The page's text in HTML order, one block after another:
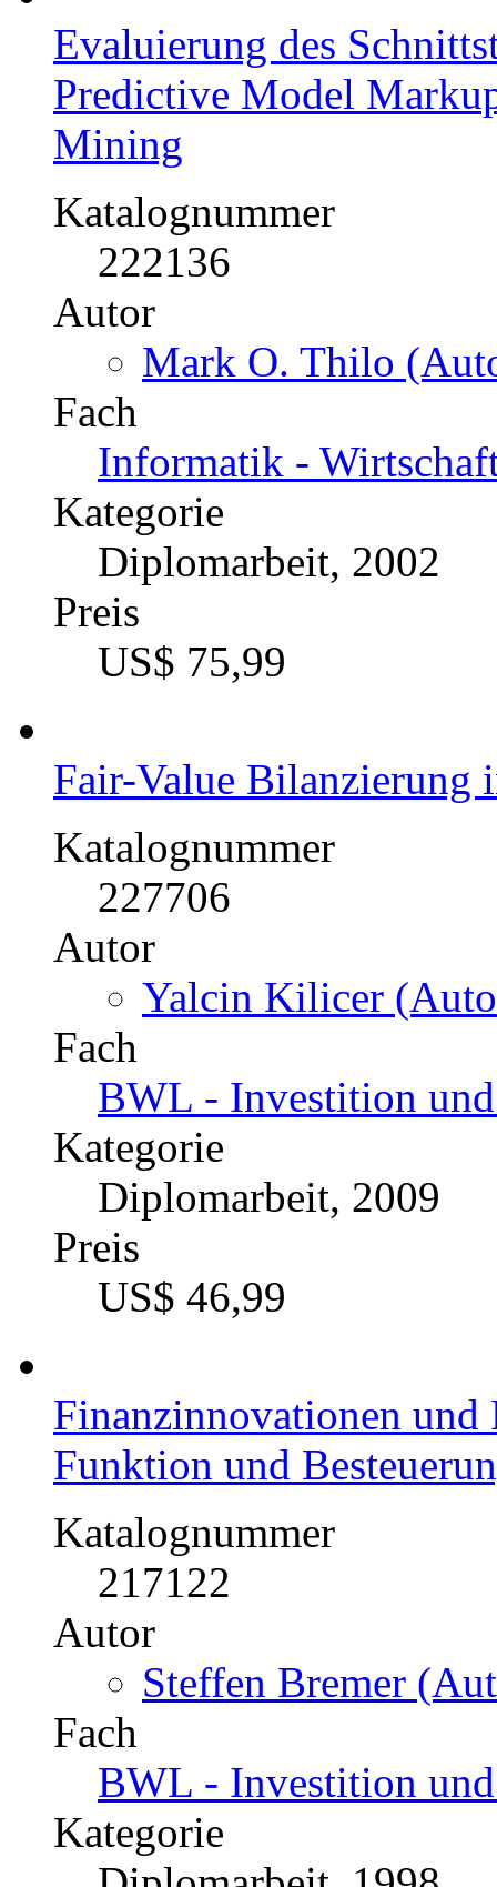
Falco Münch
Fach
BWL - Offline-
Kategorie
Diplomarbeit, 2001
Preis
US$ 42,99
Evaluierung des
Predictive Model
Mining
Katalognummer
222136
Mark O. Thilo
Fach
Informatik -
Kategorie
Diplomarbeit, 2002
Preis
US$ 75,99
Fair-Value Bilanzierung
Katalognummer
227706
Yalcin Kilicer
Fach
BWL - Investition
Kategorie
Diplomarbeit, 2009
Preis
US$ 46,99
Finanzinnovationen und
Funktion und